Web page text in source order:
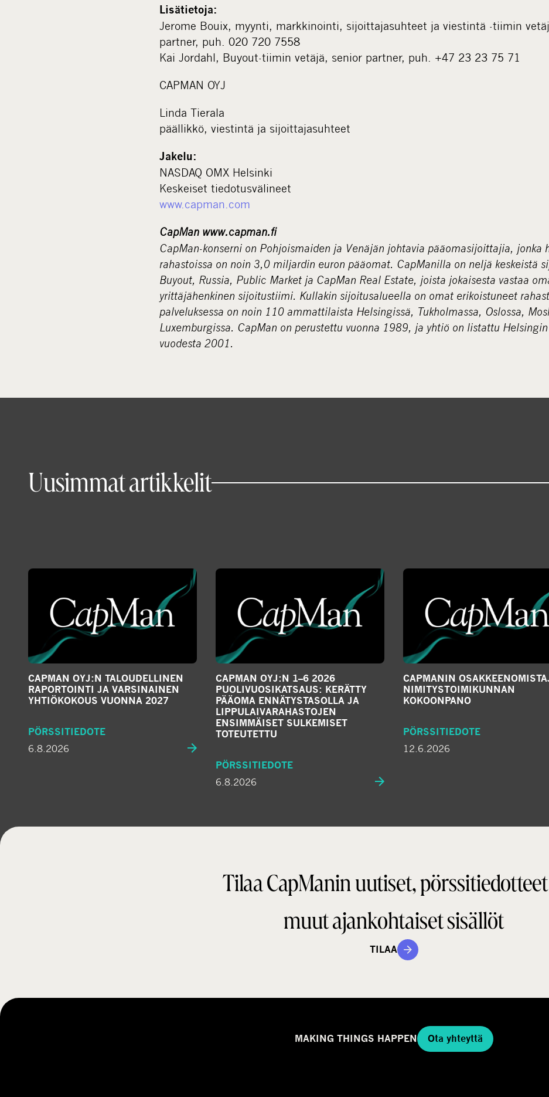
Lisätietoja:
Jerome Bouix, myynti, markkinointi, sijoittajasuhteet ja viestintä -tiimin
partner, puh. 020 720 7558
Kai Jordahl, Buyout-tiimin vetäjä, senior partner, puh. +47 23 23 75 71
CAPMAN OYJ
Linda Tierala
päällikkö, viestintä ja sijoittajasuhteet
Jakelu:
NASDAQ OMX Helsinki
Keskeiset tiedotusvälineet
www.capman.com
CapMan www.capman.fi
CapMan-konserni on Pohjoismaiden ja Venäjän johtavia pääomasijoittajia, jonka
rahastoissa on noin 3,0 miljardin euron pääomat. CapManilla on neljä keskeistä
Buyout, Russia, Public Market ja CapMan Real Estate, joista jokaisesta vastaa
yrittäjähenkinen sijoitustiimi. Kullakin sijoitusalueella on omat erikoistuneet
palveluksessa on noin 110 ammattilaista Helsingissä, Tukholmassa, Oslossa,
Luxemburgissa. CapMan on perustettu vuonna 1989, ja yhtiö on listattu Helsingin
vuodesta 2001.
Uusimmat artikkelit
CAPMAN OYJ:N TALOUDELLINEN
RAPORTOINTI JA VARSINAINEN
YHTIÖKOKOUS VUONNA 2027
PÖRSSITIEDOTE
6.8.2026
CAPMAN OYJ:N 1–6 2026
PUOLIVUOSIKATSAUS: KERÄTTY
PÄÄOMA ENNÄTYSTASOLLA JA
LIPPULAIVARAHASTOJEN
ENSIMMÄISET SULKEMISET
TOTEUTETTU
PÖRSSITIEDOTE
6.8.2026
CAPMANIN
NIMITYSTOIMIKUNNAN
KOKOONPANO
PÖRSSITIEDOTE
12.6.2026
Tilaa CapManin uutiset,
muut ajankohtaiset sisällöt
TILAA
MAKING THINGS HAPPEN Ota yhteyttä